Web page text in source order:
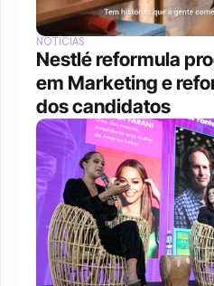
NOTÍCIAS
Nestlé reformula
em Marketing e
dos candidatos